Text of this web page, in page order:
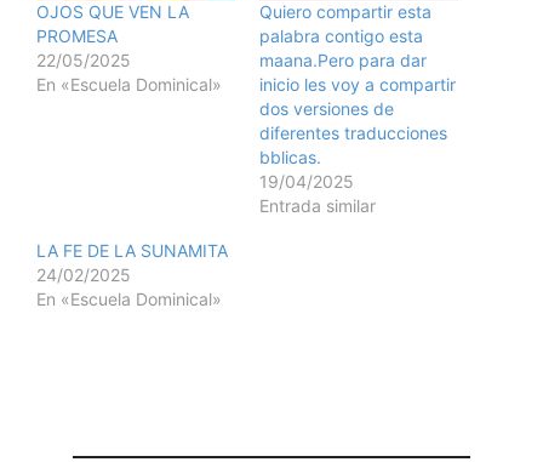
OJOS QUE VEN LA
PROMESA
22/05/2025
En «Escuela Dominical»
Quiero compartir esta
palabra contigo esta
maana.Pero para dar
inicio les voy a compartir
dos versiones de
diferentes traducciones
bblicas.
19/04/2025
Entrada similar
LA FE DE LA SUNAMITA
24/02/2025
En «Escuela Dominical»